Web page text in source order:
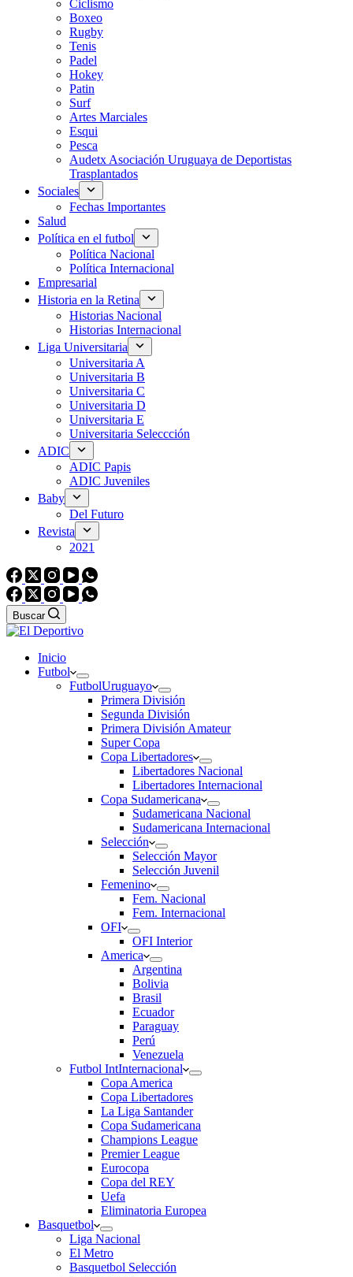
Ciclismo
Boxeo
Rugby
Tenis
Padel
Hokey
Patin
Surf
Artes Marciales
Esqui
Pesca
Audetx Asociación Uruguaya de Deportistas
Trasplantados
Sociales
Fechas Importantes
Salud
Política en el futbol
Política Nacional
Política Internacional
Empresarial
Historia en la Retina
Historias Nacional
Historias Internacional
Liga Universitaria
Universitaria A
Universitaria B
Universitaria C
Universitaria D
Universitaria E
Universitaria Seleccción
ADIC
ADIC Papis
ADIC Juveniles
Baby
Del Futuro
Revista
2021
Buscar
Inicio
Futbol
FutbolUruguayo
Primera División
Segunda División
Primera División Amateur
Super Copa
Copa Libertadores
Libertadores Nacional
Libertadores Internacional
Copa Sudamericana
Sudamericana Nacional
Sudamericana Internacional
Selección
Selección Mayor
Selección Juvenil
Femenino
Fem. Nacional
Fem. Internacional
OFI
OFI Interior
America
Argentina
Bolivia
Brasil
Ecuador
Paraguay
Perú
Venezuela
Futbol IntInternacional
Copa America
Copa Libertadores
La Liga Santander
Copa Sudamericana
Champions League
Premier League
Eurocopa
Copa del REY
Uefa
Eliminatoria Europea
Basquetbol
Liga Nacional
El Metro
Basquetbol Selección